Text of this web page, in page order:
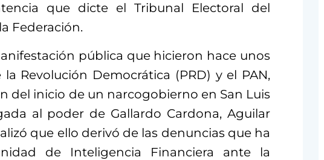
que dicte el Tribunal Electoral del
Federación.
pública que hicieron hace unos
Revolución Democrática (PRD) y el PAN,
del inicio de un narcogobierno en San Luis
al poder de Gallardo Cardona, Aguilar
que ello derivó de las denuncias que ha
de Inteligencia Financiera ante la